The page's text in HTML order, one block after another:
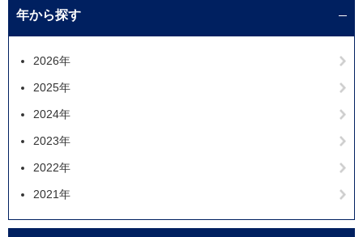
年から探す
2026年
2025年
2024年
2023年
2022年
2021年